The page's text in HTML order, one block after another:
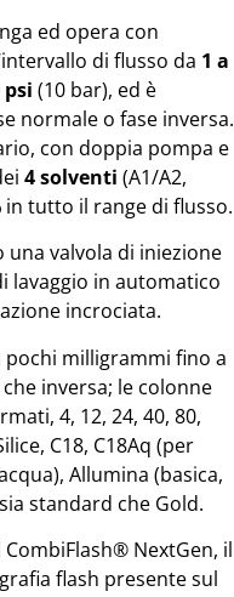
ed opera con
di flusso da 1 a
(10 bar), ed è
normale o fase inversa.
con doppia pompa e
4 solventi (A1/A2,
in tutto il range di flusso.
valvola di iniezione
lavaggio in automatico
incrociata.
milligrammi fino a
inversa; le colonne
4, 12, 24, 40, 80,
C18, C18Aq (per
Allumina (basica,
standard che Gold.
NextGen, il
flash presente sul